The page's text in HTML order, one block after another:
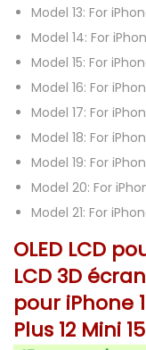
c
r
a
n
t
a
c
t
i
l
e
u
m
Model 13: For
Model 14: For
Model 15: For
Model 16: For
Model 17: For
Model 18: For
Model 19: For
Model 20: For
Model 21: For
OLED LCD
LCD 3D
pour iPhone
Plus 12 Mini